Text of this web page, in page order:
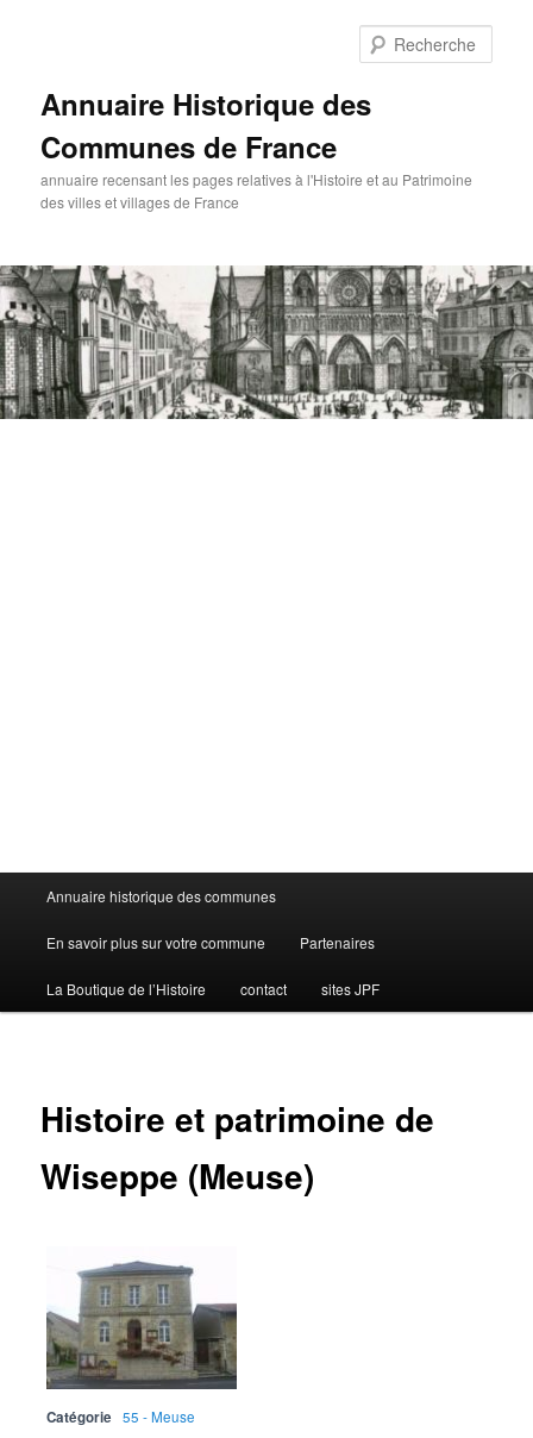
Annuaire Historique des
Communes de France
annuaire recensant les pages relatives à l'Histoire et au Patrimoine
des villes et villages de France
Menu
principal
Annuaire historique des communes
En savoir plus sur votre commune Partenaires
La Boutique de l’Histoire contact sites JPF
Histoire et patrimoine de
Wiseppe (Meuse)
Catégorie
55 - Meuse